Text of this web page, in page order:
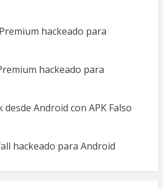
hackeado para
hackeado para
desde Android con APK Falso
hackeado para Android